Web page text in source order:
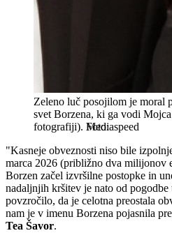
Zeleno luč posojilom je moral
svet Borzena, ki ga vodi
fotografiji). Mediaspeed
"Kasneje obveznosti niso bile
marca 2026 (približno dva milijonov
Borzen začel izvršilne postopke in
nadaljnjih kršitev je nato od
povzročilo, da je celotna preostala
nam je v imenu Borzena pojasnila
Tea Šavor.